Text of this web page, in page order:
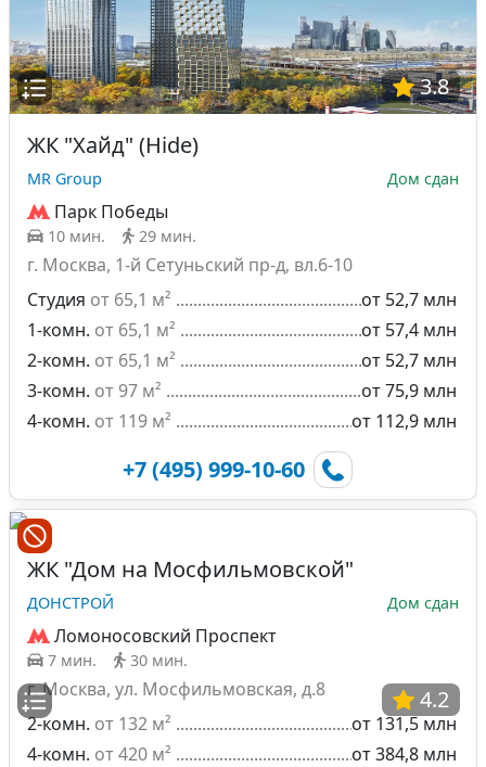
3.8
ЖК "Хайд" (Hide)
MR Group Дом сдан
Парк Победы
10 мин. 29 мин.
г. Москва, 1-й Сетуньский пр-д, вл.6-10
Студия от 65,1 м²
от 52,7 млн
1-комн. от 65,1 м²
от 57,4 млн
2-комн. от 65,1 м²
от 52,7 млн
3-комн. от 97 м²
от 75,9 млн
4-комн. от 119 м² от 112,9 млн
+7 (495) 999-10-60
4.2
ЖК "Дом на Мосфильмовской"
ДОНСТРОЙ Дом сдан
Ломоносовский Проспект
7 мин. 30 мин.
г. Москва, ул. Мосфильмовская, д.8
2-комн. от 132 м²
от 131,5 млн
4-комн. от 420 м² от 384,8 млн